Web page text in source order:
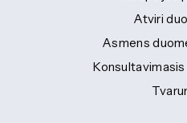
Atviri
Asmens